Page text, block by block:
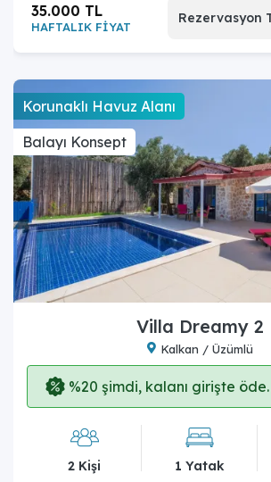
HAFTALIK FİYAT
35.000 TL Rezervasyon
Korunaklı Havuz Alanı
Balayı Konsept
Villa Dreamy 2
Kalkan / Üzümlü
%20 şimdi, kalanı girişte öde.
2 Kişi 1 Yatak